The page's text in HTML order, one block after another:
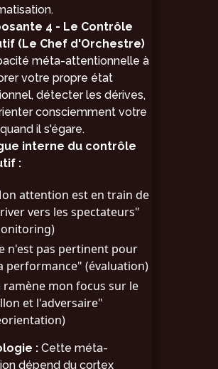
4 - Le Contrôle
(Le Chef d'Orchestre)
méta-attentionnelle à
votre propre état
détecter les dérives,
consciemment votre
il s'égare.
interne du contrôle
:
attention est en train de
vers les spectateurs"
n'est pas pertinent pour
performance" (évaluation)
ramène mon focus sur le
et l'adversaire"
:Cette méta-
dépend du cortex